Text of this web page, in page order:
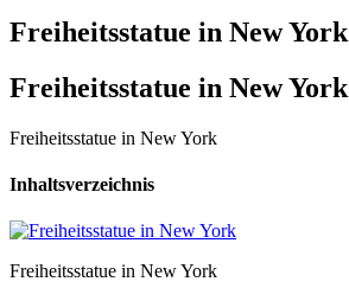
Freiheitsstatue in New York
Freiheitsstatue in New York
Freiheitsstatue in New York
Inhaltsverzeichnis
Freiheitsstatue in New York